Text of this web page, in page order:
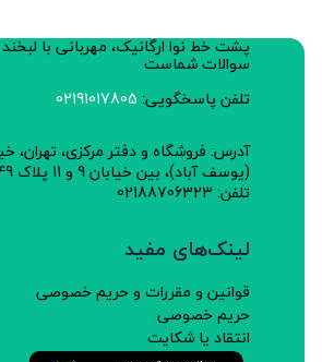
پشت خط نوا ارگانیک، مهربانی با
سوالات شماست
تلفن پاسخگویی: 02191017805
آدرس: فروشگاه و دفتر مرکزی، تهران،
تلفن: 02188706323
لینک‌های مفید
قوانین و مقررات و حریم خصوصی
حریم خصوصی
انتقاد یا شکایت